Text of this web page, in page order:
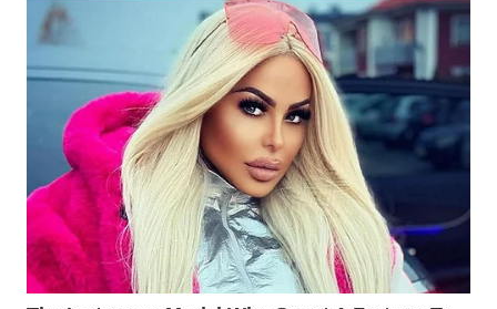
SAMOSIR
WN
PADANG
LAWAS
WN
SUMEDANG